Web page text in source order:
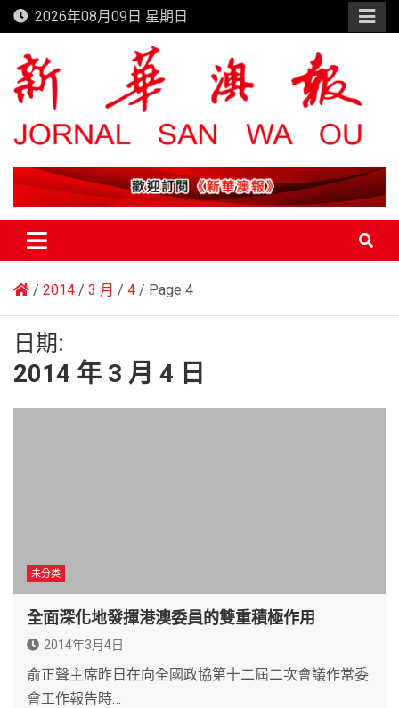
Skip
to
content
2026年08月09日 星期日
新華澳報
2014 3 月 4 Page 4
日期:
2014 年 3 月 4 日
未分类
全面深化地發揮港澳委員的雙重積極作用
2014年3月4日
俞正聲主席昨日在向全國政協第十二屆二次會議作常委
會工作報告時…